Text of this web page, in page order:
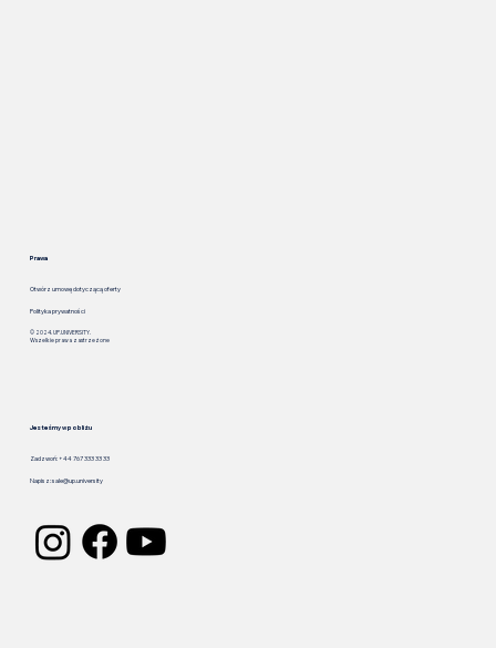
Prawa
Otwórz umowę dotyczącą oferty
Polityka prywatności
© 2024. UP.UNIVERSITY.
Wszelkie prawa zastrzeżone
Jesteśmy w pobliżu
Napisz:sale@up.university
Zadzwoń: +44 767 333 33 33